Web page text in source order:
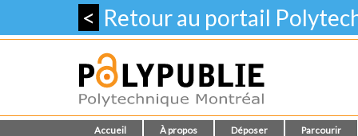
< Retour au portail
Accueil À propos Déposer Parcourir